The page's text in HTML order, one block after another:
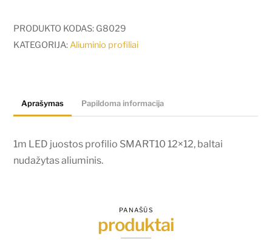
LED
juostos
baltai
aliuminis.
PRODUKTO KODAS: G8029
KATEGORIJA:Aliuminio profiliai
Aprašymas Papildoma informacija
1m LED juostos profilio SMART10 12×12, baltai
nudažytas aliuminis.
PANAŠŪS
produktai